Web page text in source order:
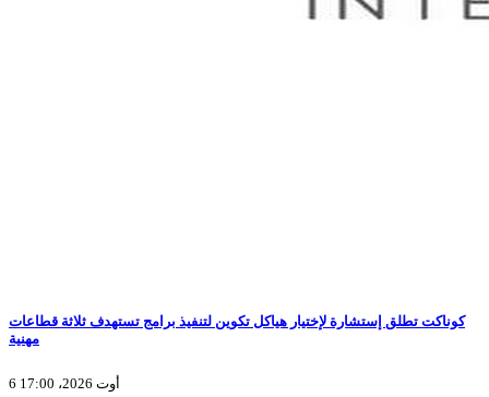
كوناكت تطلق إستشارة لإختيار هياكل تكوين لتنفيذ برامج تستهدف ثلاثة قطاعات
مهنية
6 أوت 2026، 17:00